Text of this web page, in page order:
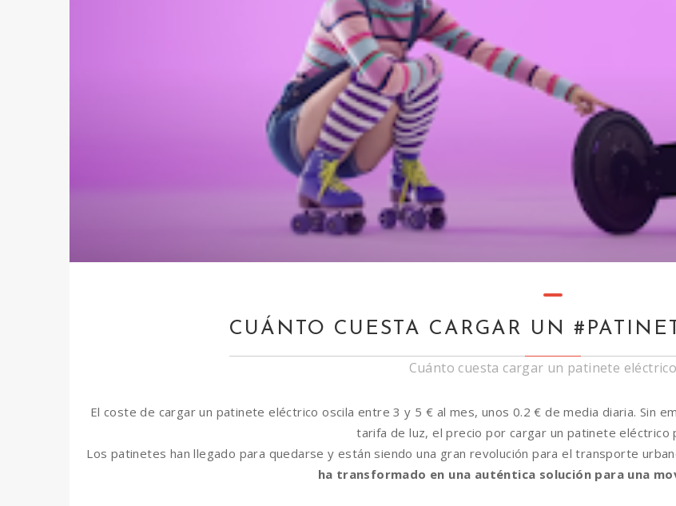
CUÁNTO CUESTA CARGAR UN
Cuánto cuesta cargar un patinete
El coste de cargar un patinete eléctrico oscila entre 3 y 5 € al mes, unos 0.2 € de media diaria. Sin
tarifa de luz, el precio por cargar un patinete eléctrico
Los patinetes han llegado para quedarse y están siendo una gran revolución para el transporte
ha transformado en una auténtica solución para una